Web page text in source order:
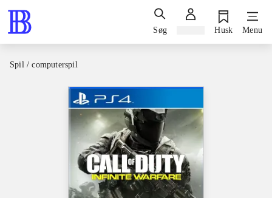
Søg Husk Menu
Spil / computerspil